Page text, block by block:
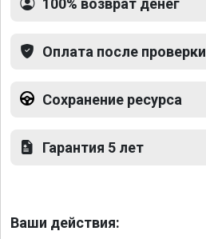
100% возврат денег
Оплата после проверки
Сохранение ресурса
Гарантия 5 лет
Ваши действия: